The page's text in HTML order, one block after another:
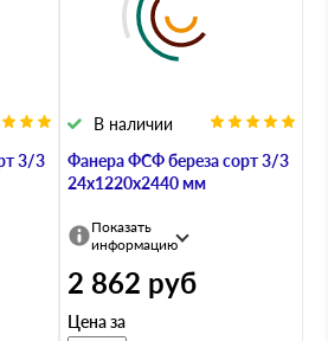
3/3
Фанера ФСФ береза сорт 3/3
24х1220х2440 мм
В наличии
Показать
информацию
2 862 руб
Цена за